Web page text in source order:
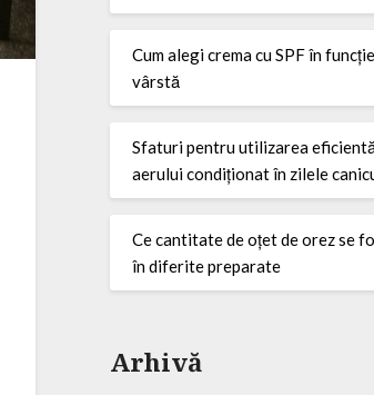
Cum alegi crema cu SPF în
vârstă
Sfaturi pentru utilizarea
aerului condiționat în zilele
Ce cantitate de oțet de orez se
în diferite preparate
Arhivă